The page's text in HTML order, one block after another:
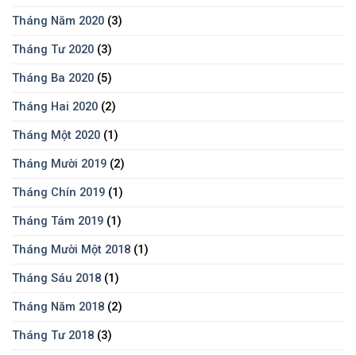
Tháng Năm 2020 (3)
Tháng Tư 2020 (3)
Tháng Ba 2020 (5)
Tháng Hai 2020 (2)
Tháng Một 2020 (1)
Tháng Mười 2019 (2)
Tháng Chín 2019 (1)
Tháng Tám 2019 (1)
Tháng Mười Một 2018 (1)
Tháng Sáu 2018 (1)
Tháng Năm 2018 (2)
Tháng Tư 2018 (3)